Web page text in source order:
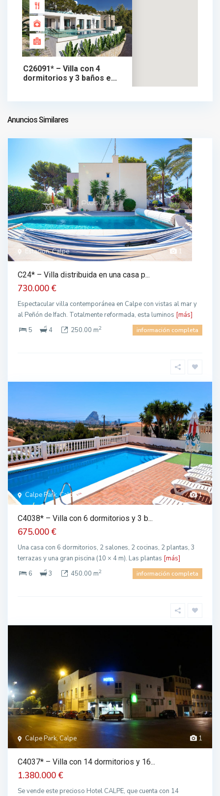
1.750.000 €
C26091* – Villa con 4
dormitorios y 3 baños e...
1.750.000 €
Anuncios Similares
1
Estacion, Calpe
C24* – Villa distribuida en una casa p...
730.000 €
Espectacular villa contemporánea en Calpe con vistas al mar y
al Peñón de Ifach. Totalmente reformada, esta luminos [más]
5
4 250.00 m2 información completa
1
Calpe Park, Calpe
C4038* – Villa con 6 dormitorios y 3 b...
675.000 €
Una casa con 6 dormitorios, 2 salones, 2 cocinas, 2 plantas, 3
terrazas y una gran piscina (10 × 4 m). Las plantas [más]
6
3 450.00 m2 información completa
1
Calpe Park, Calpe
C4037* – Villa con 14 dormitorios y 16...
1.380.000 €
Se vende este precioso Hotel CALPE, que cuenta con 14